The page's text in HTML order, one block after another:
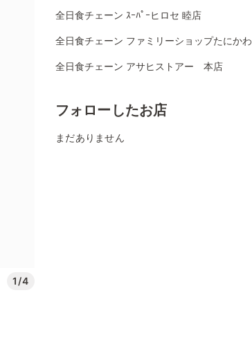
1/4
全日食チェーン ｽｰﾊﾟｰヒロセ 睦店
全日食チェーン ファミリーショップたにかわ
全日食チェーン アサヒストアー 本店
フォローしたお店
まだありません